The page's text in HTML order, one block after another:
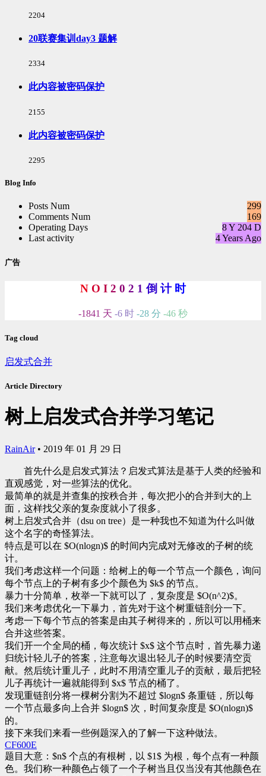
浏
次
数:
2204
20联赛集训day3 题解
浏
次
2334
此内容被密码保护
浏
次
数:
2155
此内容被密码保护
浏
次
2295
Blog Info
299
Posts Num
169
Comments Num
8 Y 204 D
Operating Days
4 Years Ago
Last activity
广告
N O I 2 0 2 1 倒 计 时
-1841 天 -6 时 -28 分 -47 秒
Tag cloud
启发式合并
Article Directory
树上启发式合并学习笔记
RainAir• 2019 年 01 月 29 日
首先什么是启发式算法？启发式算法是基于人类的经验和
直观感觉，对一些算法的优化。
最简单的就是并查集的按秩合并，每次把小的合并到大的上
面，这样找父亲的复杂度就小了很多。
树上启发式合并（dsu on tree）是一种我也不知道为什么叫做
这个名字的奇怪算法。
特点是可以在 $O(nlogn)$ 的时间内完成对无修改的子树的统
计。
我们考虑这样一个问题：给树上的每一个节点一个颜色，询问
每个节点上的子树有多少个颜色为 $k$ 的节点。
暴力十分简单，枚举一下就可以了，复杂度是 $O(n^2)$。
我们来考虑优化一下暴力，首先对于这个树重链剖分一下。
考虑一下每个节点的答案是由其子树得来的，所以可以用桶来
合并这些答案。
我们开一个全局的桶，每次统计 $x$ 这个节点时，首先暴力递
归统计轻儿子的答案，注意每次退出轻儿子的时候要清空贡
献。然后统计重儿子，此时不用清空重儿子的贡献，最后把轻
儿子再统计一遍就能得到 $x$ 节点的桶了。
发现重链剖分将一棵树分割为不超过 $logn$ 条重链，所以每
一个节点最多向上合并 $logn$ 次，时间复杂度是 $O(nlogn)$
的。
接下来我们来看一些例题深入的了解一下这种做法。
CF600E
题目大意：$n$ 个点的有根树，以 $1$ 为根，每个点有一种颜
色。我们称一种颜色占领了一个子树当且仅当没有其他颜色在